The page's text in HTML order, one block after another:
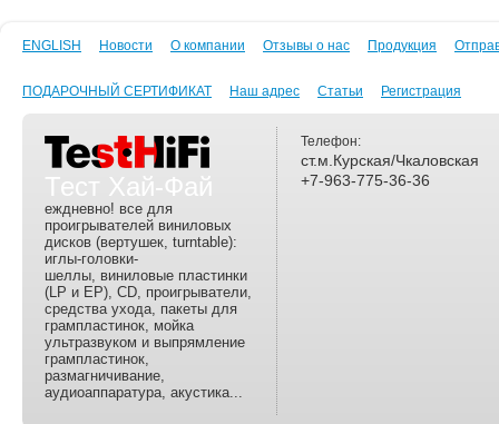
ENGLISH Новости О компании Отзывы о нас Продукция
ПОДАРОЧНЫЙ СЕРТИФИКАТ Наш адрес Статьи Регистрация
Тест Хай-Фай
еждневно! все для
проигрывателей виниловых
дисков (вертушек, turntable):
иглы-головки-
шеллы, виниловые пластинки
(LP и EP), CD, проигрыватели,
средства ухода, пакеты для
грампластинок, мойка
ультразвуком и выпрямление
грампластинок,
размагничивание,
аудиоаппаратура, акустика...
Телефон:
ст.м.Курская/Чкаловская
+7-963-775-36-36